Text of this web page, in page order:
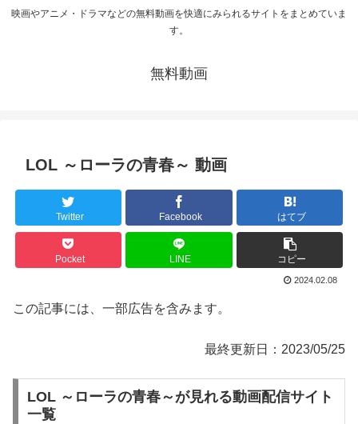
映画やアニメ・ドラマなどの無料動画を快適にみられるサイトをまとめていま
す。
無料動画
LOL ～ローラの青春～ 動画
Twitter Facebook はてブ
Pocket LINE コピー
2024.02.08
この記事には、一部広告を含みます。
最終更新日：2023/05/25
LOL ～ローラの青春～が見れる動画配信サイト
一覧